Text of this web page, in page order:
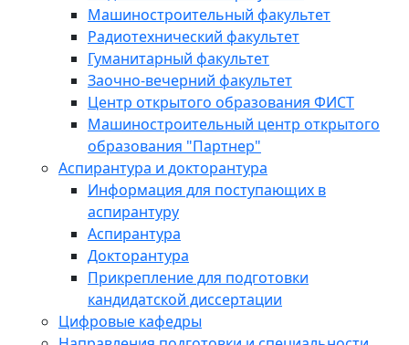
Машиностроительный факультет
Радиотехнический факультет
Гуманитарный факультет
Заочно-вечерний факультет
Центр открытого образования ФИСТ
Машиностроительный центр открытого
образования "Партнер"
Аспирантура и докторантура
Информация для поступающих в
аспирантуру
Аспирантура
Докторантура
Прикрепление для подготовки
кандидатской диссертации
Цифровые кафедры